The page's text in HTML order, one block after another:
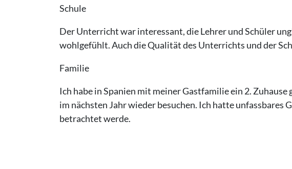
Schule
Der Unterricht war interessant, die Lehrer und Schüler
wohlgefühlt. Auch die Qualität des Unterrichts und der
Familie
Ich habe in Spanien mit meiner Gastfamilie ein 2.
im nächsten Jahr wieder besuchen. Ich hatte unfassbares
betrachtet werde.